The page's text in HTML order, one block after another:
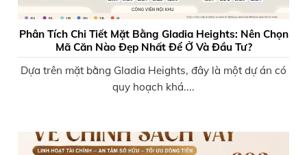
Phân Tích Chi Tiết Mặt Bằng Gladia Heights: Nên Chọn
Mã Căn Nào Đẹp Nhất Để Ở Và Đầu Tư?
Dựa trên mặt bằng Gladia Heights, đây là một dự án có
quy hoạch khá....